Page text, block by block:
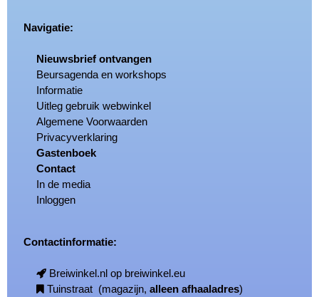
Navigatie:
Nieuwsbrief ontvangen
Beursagenda en workshops
Informatie
Uitleg gebruik webwinkel
Algemene Voorwaarden
Privacyverklaring
Gastenboek
Contact
In de media
Inloggen
Contactinformatie:
Breiwinkel.nl op breiwinkel.eu
Tuinstraat (magazijn,alleen afhaaladres)